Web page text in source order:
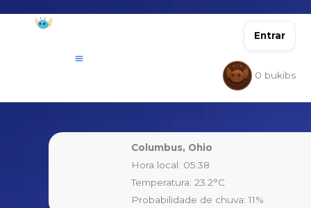
Entrar
0 bukibs
Columbus, Ohio
Hora local: 05:38
Temperatura: 23.2°C
Probabilidade de chuva: 11%